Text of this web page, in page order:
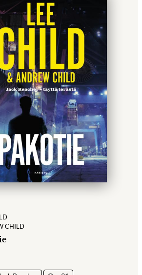
CHILD